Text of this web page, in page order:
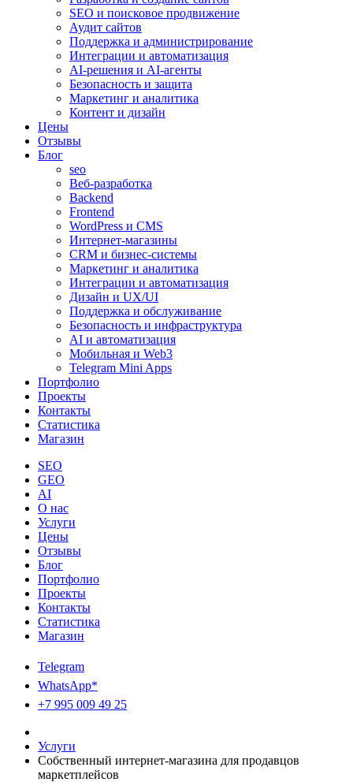
SEO и поисковое продвижение
Аудит сайтов
Поддержка и администрирование
Интеграции и автоматизация
AI-решения и AI-агенты
Безопасность и защита
Маркетинг и аналитика
Контент и дизайн
Цены
Отзывы
Блог
seo
Веб-разработка
Backend
Frontend
WordPress и CMS
Интернет-магазины
CRM и бизнес-системы
Маркетинг и аналитика
Интеграции и автоматизация
Дизайн и UX/UI
Поддержка и обслуживание
Безопасность и инфраструктура
AI и автоматизация
Мобильная и Web3
Telegram Mini Apps
Портфолио
Проекты
Контакты
Статистика
Магазин
SEO
GEO
AI
О нас
Услуги
Цены
Отзывы
Блог
Портфолио
Проекты
Контакты
Статистика
Магазин
Telegram
WhatsApp*
+7 995 009 49 25
Услуги
Собственный интернет-магазина для продавцов
маркетплейсов